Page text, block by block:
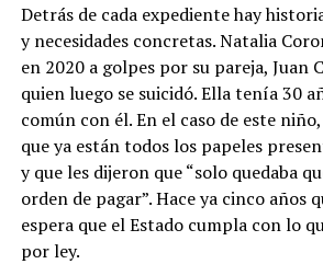
Detrás de cada expediente hay
y necesidades concretas. Natalia
en 2020 a golpes por su pareja, Juan
quien luego se suicidó. Ella tenía 30
común con él. En el caso de este
que ya están todos los papeles
y que les dijeron que “solo quedaba
orden de pagar”. Hace ya cinco años
espera que el Estado cumpla con lo
por ley.